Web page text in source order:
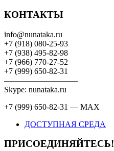
КОНТАКТЫ
info@nunataka.ru
+7 (918) 080-25-93
+7 (938) 495-82-98
+7 (966) 770-27-52
+7 (999) 650-82-31
—————————
Skype: nunataka.ru
+7 (999) 650-82-31 — MAX
ДОСТУПНАЯ СРЕДА
ПРИСОЕДИНЯЙТЕСЬ!